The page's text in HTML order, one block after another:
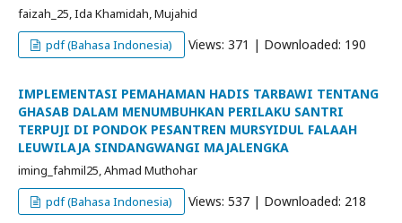
faizah_25, Ida Khamidah, Mujahid
pdf (Bahasa Indonesia)
Views: 371 | Downloaded: 190
IMPLEMENTASI PEMAHAMAN HADIS TARBAWI TENTANG
GHASAB DALAM MENUMBUHKAN PERILAKU SANTRI
TERPUJI DI PONDOK PESANTREN MURSYIDUL FALAAH
LEUWILAJA SINDANGWANGI MAJALENGKA
iming_fahmil25, Ahmad Muthohar
pdf (Bahasa Indonesia)
Views: 537 | Downloaded: 218